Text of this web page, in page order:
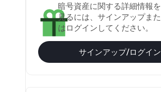
暗号資産に関する詳細情報を
見るには、サインアップまた
はログインしてください。
サインアップ/ログイン